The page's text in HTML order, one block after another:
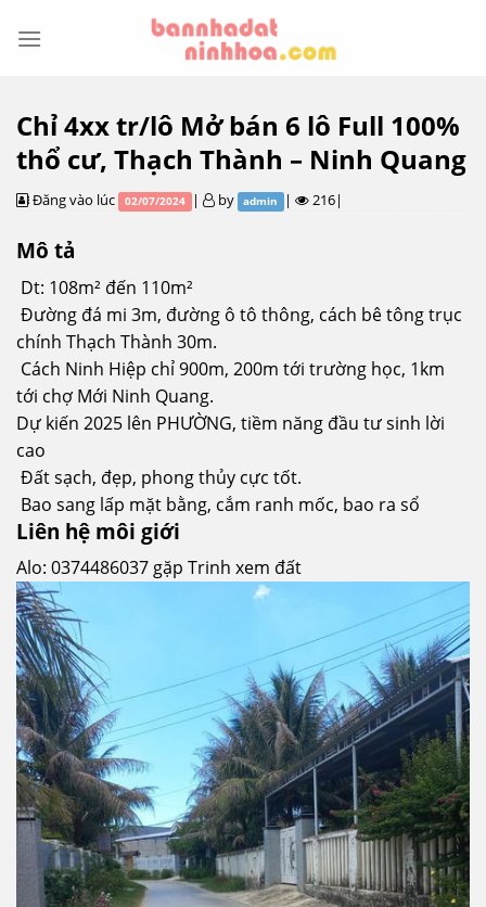
Chỉ 4xx tr/lô Mở bán 6 lô Full 100%
thổ cư, Thạch Thành – Ninh Quang
Đăng vào lúc 02/07/2024 | by admin | 216|
Mô tả
Dt: 108m² đến 110m²
Đường đá mi 3m, đường ô tô thông, cách bê tông trục
chính Thạch Thành 30m.
Cách Ninh Hiệp chỉ 900m, 200m tới trường học, 1km
tới chợ Mới Ninh Quang.
Dự kiến 2025 lên PHƯỜNG, tiềm năng đầu tư sinh lời
cao
Đất sạch, đẹp, phong thủy cực tốt.
Bao sang lấp mặt bằng, cắm ranh mốc, bao ra sổ
Liên hệ môi giới
Alo: 0374486037 gặp Trinh xem đất